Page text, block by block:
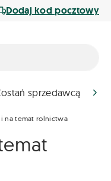
Dodaj kod pocztowy
sprzedawcą
na temat rolnictwa